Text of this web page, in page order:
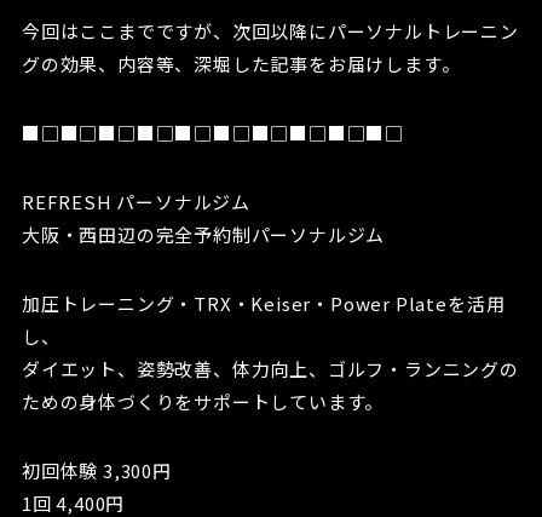
今回はここまでですが、次回以降にパーソナルトレーニン
グの効果、内容等、深堀した記事をお届けします。
■□■□■□■□■□■□■□■□■□■□
REFRESH パーソナルジム
大阪・西田辺の完全予約制パーソナルジム
加圧トレーニング・TRX・Keiser・Power Plateを活用
し、
ダイエット、姿勢改善、体力向上、ゴルフ・ランニングの
ための身体づくりをサポートしています。
初回体験 3,300円
1回 4,400円